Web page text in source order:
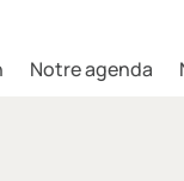
Notre agenda